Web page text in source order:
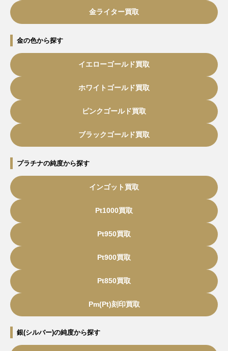
金ライター買取
金の色から探す
イエローゴールド買取
ホワイトゴールド買取
ピンクゴールド買取
ブラックゴールド買取
プラチナの純度から探す
インゴット買取
Pt1000買取
Pt950買取
Pt900買取
Pt850買取
Pm(Pt)刻印買取
銀(シルバー)の純度から探す